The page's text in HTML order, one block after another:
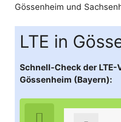
Gössenheim und
LTE in
Schnell-Check der
Gössenheim (Bayern):